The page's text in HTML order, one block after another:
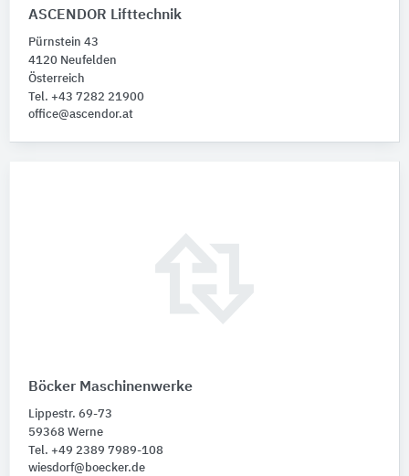
ASCENDOR Lifttechnik
Pürnstein 43
4120 Neufelden
Österreich
Tel. +43 7282 21900
office@ascendor.at
Böcker Maschinenwerke
Lippestr. 69-73
59368 Werne
Tel. +49 2389 7989-108
wiesdorf@boecker.de